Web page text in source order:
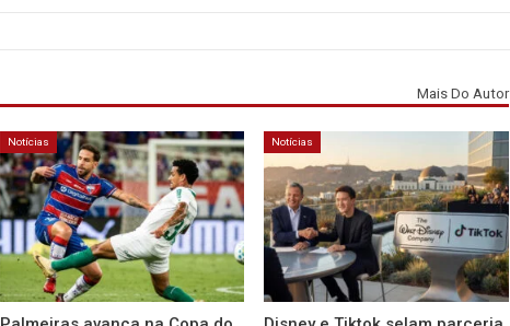
Mais Do Autor
Notícias Notícias